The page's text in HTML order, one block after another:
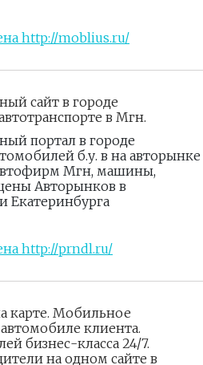
сайт в городе
в Мгн.
портал в городе
б.у. в на авторынке
Мгн, машины,
Авторынков в
Екатеринбурга
карте. Мобильное
клиента.
бизнес-класса 24/7.
на одном сайте в